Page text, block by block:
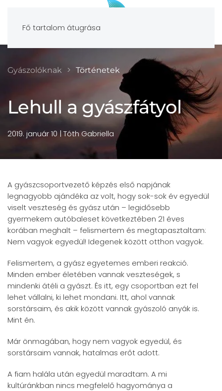
Fő tartalom átugrása
Gyászolóknak Történetek
Lehull a gyászfátyol
2019. január 10| Tóth Gabriella
A gyászcsoportvezető képzés első napjának
legnagyobb ajándéka az volt, hogy sok-sok év egyedül
viselt veszteség és gyász után – legidősebb
gyermekem autóbaleset következtében 21 éves
korában meghalt – felismertem és megtapasztaltam:
Nem vagyok egyedül! Idegenek között otthon vagyok.
Felismertem, a gyász egyetemes emberi reakció.
Minden ember életében vannak veszteségek, s
mindenki átéli a gyászt. És itt, egy csoportban ezt fel
lehet vállalni, ki lehet mondani. Itt, ahol vannak
sorstársaim, és akik között vannak gyászoló anyák is.
Mint én.
Már önmagában, hogy nem vagyok egyedül, és
sorstársaim vannak, hatalmas erőt adott.
A fiam halála után egyedül maradtam. A mi
kultúránkban nincs megfelelő hagyománya a